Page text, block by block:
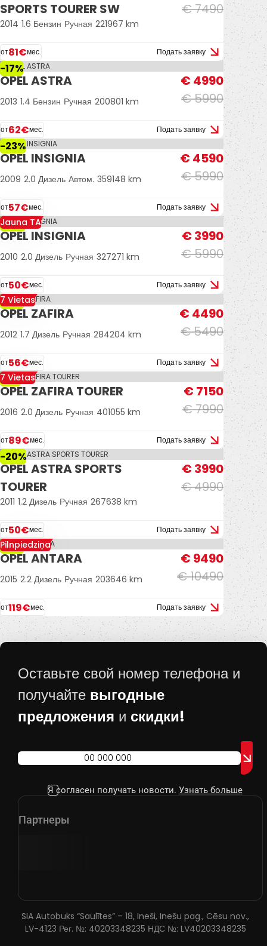
SPORTS TOURER SW
€ 7490
2014 1.6 Бензин Ручная 221967 km
от81€мес. Подать заявку
-17%
OPEL ASTRA
€ 5990
€ 4990
2013 1.4 Бензин Ручная 200801 km
от62€мес. Подать заявку
-23%
OPEL INSIGNIA
€ 5990
€ 4590
2009 2.0 Дизель Автом. 359148 km
от57€мес. Подать заявку
-33%
Jauna TA
OPEL INSIGNIA
€ 5990
€ 3990
2010 2.0 Дизель Ручная 327271 km
от50€мес. Подать заявку
-18%
7 Vietas
OPEL ZAFIRA
€ 5490
€ 4490
2012 1.7 Дизель Ручная 284204 km
от56€мес. Подать заявку
-11%
7 Vietas
OPEL ZAFIRA TOURER
€ 7990
€ 7150
2016 2.0 Дизель Ручная 401055 km
от89€мес. Подать заявку
-20%
OPEL ASTRA SPORTS
TOURER
€ 4990
€ 3990
2011 1.2 Дизель Ручная 267638 km
от50€мес. Подать заявку
-10%
Pilnpiedziņa
OPEL ANTARA
€ 10490
€ 9490
2015 2.2 Дизель Ручная 203646 km
от119€мес. Подать заявку
Оставьте свой номер телефона и
получайте выгодные
предложения и скидки!
Я согласен получать новости. Узнать больше
Партнеры
SIA Autobuks “Saulītes” – 18, Ineši, Inešu pag., Cēsu nov.,
LV-4123 Рег. №: 40203348235 НДС №: LV40203348235